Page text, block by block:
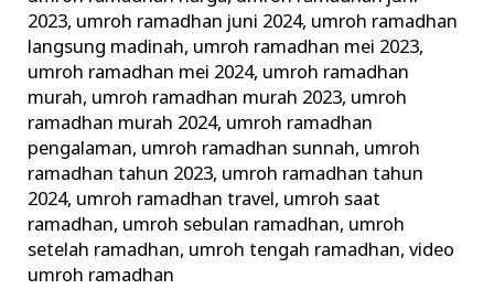
2023, umroh ramadhan juni 2024, umroh ramadhan
langsung madinah, umroh ramadhan mei 2023,
umroh ramadhan mei 2024, umroh ramadhan
murah, umroh ramadhan murah 2023, umroh
ramadhan murah 2024, umroh ramadhan
pengalaman, umroh ramadhan sunnah, umroh
ramadhan tahun 2023, umroh ramadhan tahun
2024, umroh ramadhan travel, umroh saat
ramadhan, umroh sebulan ramadhan, umroh
setelah ramadhan, umroh tengah ramadhan,video
umroh ramadhan